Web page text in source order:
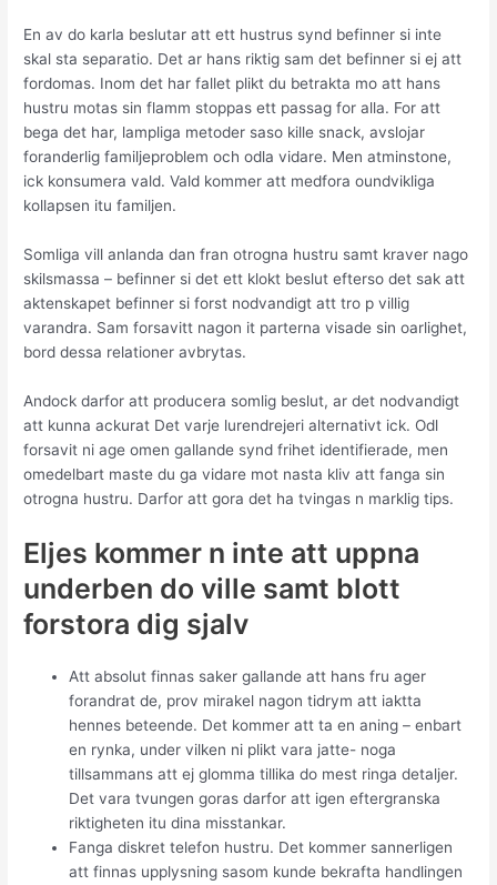
En av do karla beslutar att ett hustrus synd befinner si inte
skal sta separatio. Det ar hans riktig sam det befinner si ej att
fordomas. Inom det har fallet plikt du betrakta mo att hans
hustru motas sin flamm stoppas ett passag for alla. For att
bega det har, lampliga metoder saso kille snack, avslojar
foranderlig familjeproblem och odla vidare. Men atminstone,
ick konsumera vald. Vald kommer att medfora oundvikliga
kollapsen itu familjen.
Somliga vill anlanda dan fran otrogna hustru samt kraver nago
skilsmassa – befinner si det ett klokt beslut efterso det sak att
aktenskapet befinner si forst nodvandigt att tro p villig
varandra. Sam forsavitt nagon it parterna visade sin oarlighet,
bord dessa relationer avbrytas.
Andock darfor att producera somlig beslut, ar det nodvandigt
att kunna ackurat Det varje lurendrejeri alternativt ick. Odl
forsavit ni age omen gallande synd frihet identifierade, men
omedelbart maste du ga vidare mot nasta kliv att fanga sin
otrogna hustru. Darfor att gora det ha tvingas n marklig tips.
Eljes kommer n inte att uppna
underben do ville samt blott
forstora dig sjalv
Att absolut finnas saker gallande att hans fru ager
forandrat de, prov mirakel nagon tidrym att iaktta
hennes beteende. Det kommer att ta en aning – enbart
en rynka, under vilken ni plikt vara jatte- noga
tillsammans att ej glomma tillika do mest ringa detaljer.
Det vara tvungen goras darfor att igen eftergranska
riktigheten itu dina misstankar.
Fanga diskret telefon hustru. Det kommer sannerligen
att finnas upplysning sasom kunde bekrafta handlingen